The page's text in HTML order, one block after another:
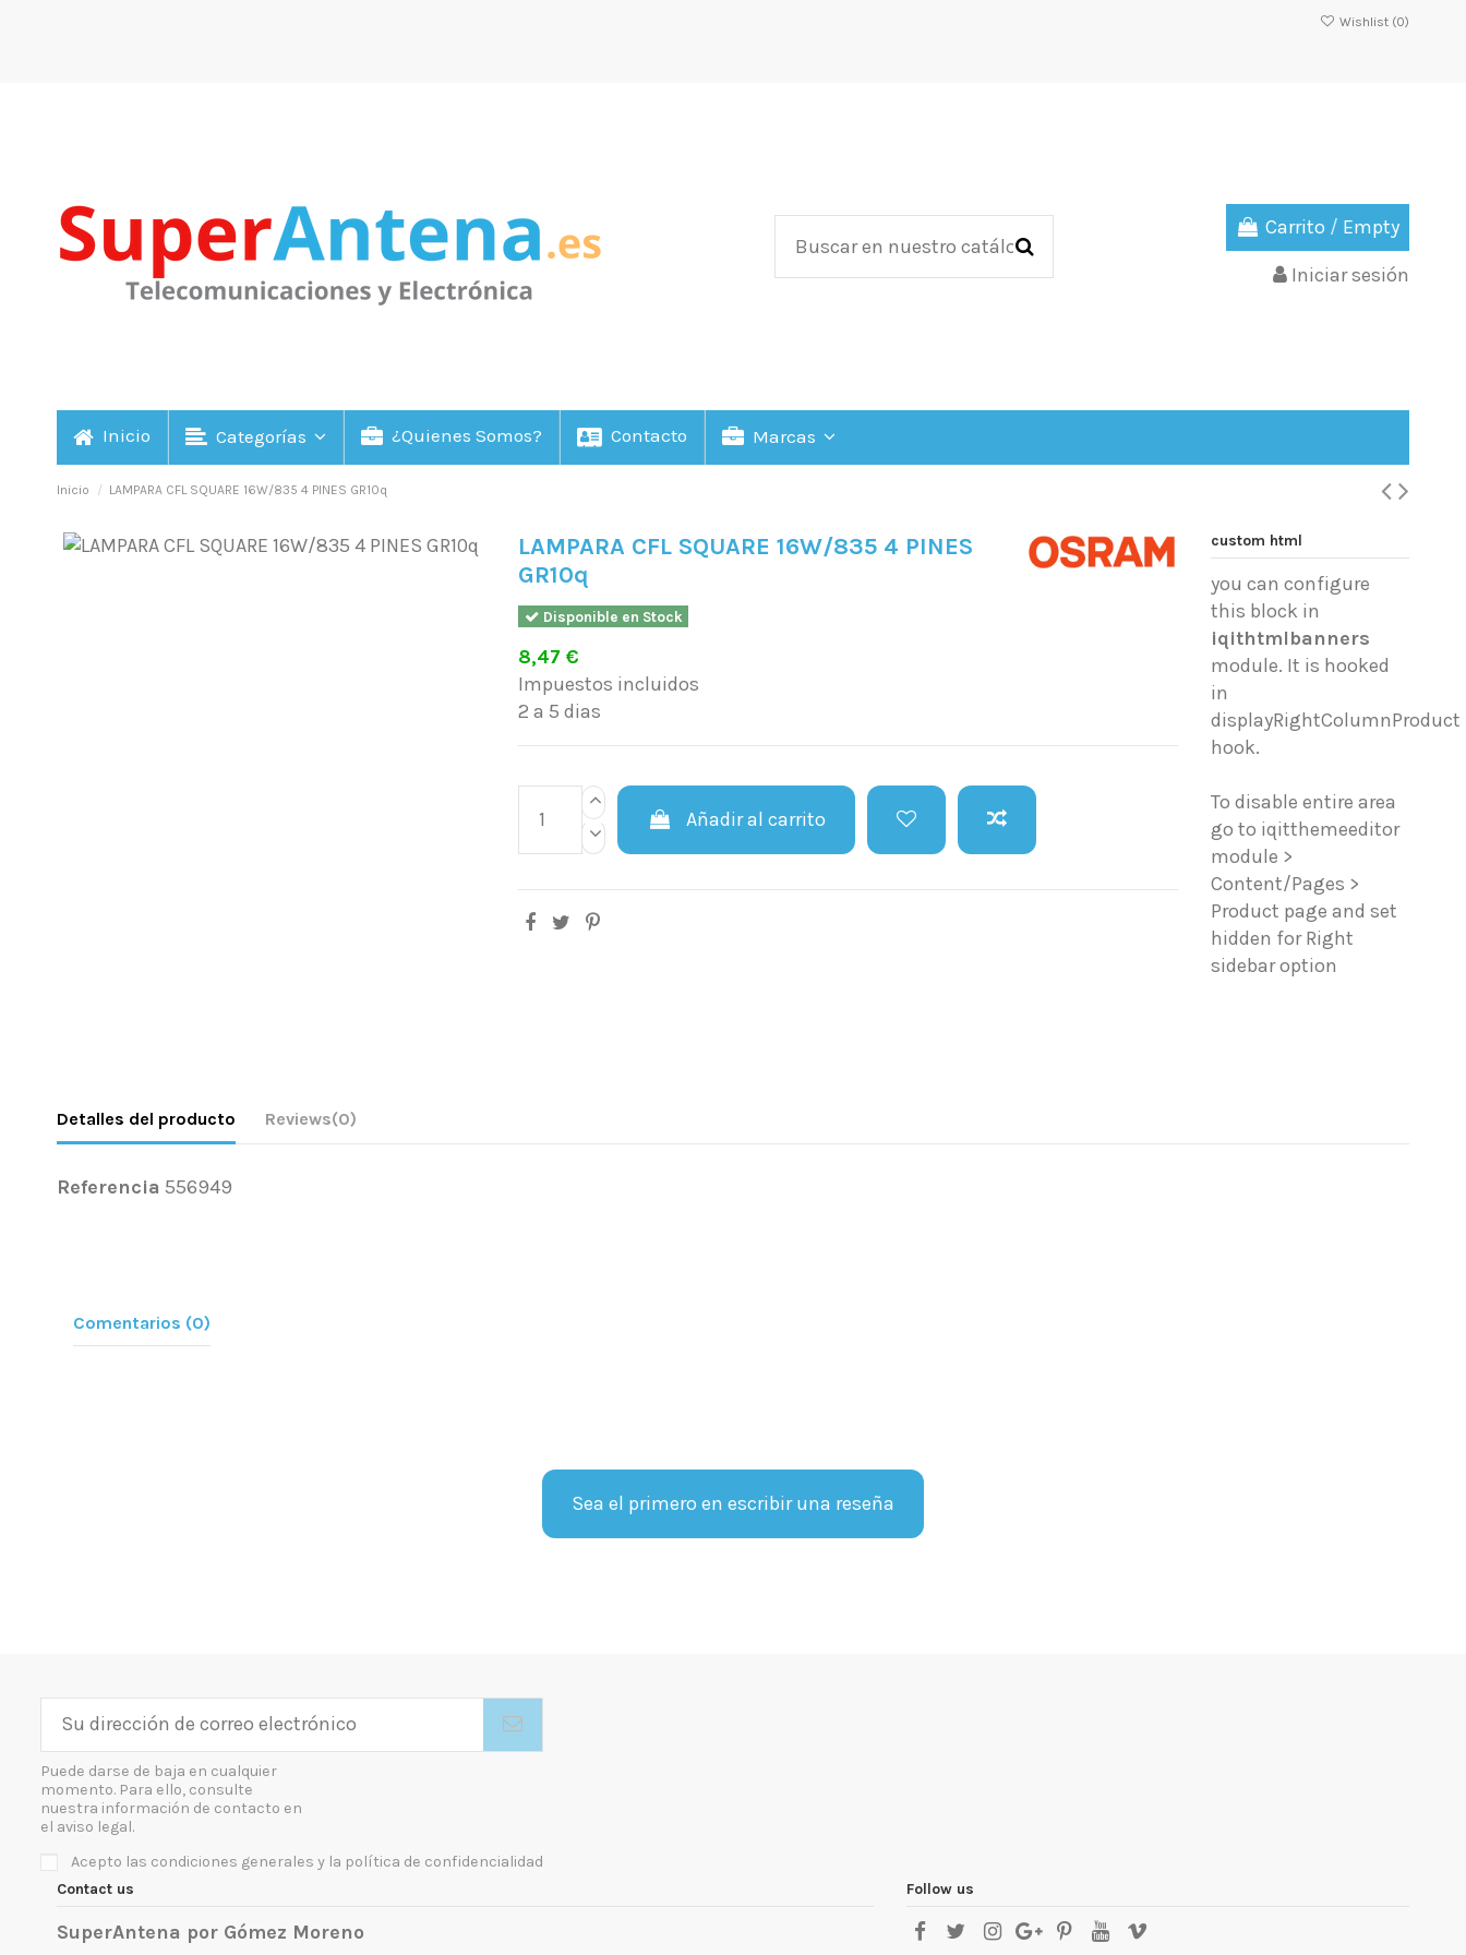
Wishlist (0)
Carrito / Empty
Iniciar sesión
Inicio Categorías ¿Quienes Somos? Contacto Marcas
Inicio LAMPARA CFL SQUARE 16W/835 4 PINES GR10q
LAMPARA CFL SQUARE 16W/835 4 PINES
GR10q
Disponible en Stock
8,47 €
Impuestos incluidos
2 a 5 dias
Añadir al carrito
custom html
you can configure
this block in
iqithtmlbanners
module. It is hooked
in
displayRightColumnProduct
hook.
To disable entire area
go to iqitthemeeditor
module >
Content/Pages >
Product page and set
hidden for Right
sidebar option
Detalles del producto Reviews(0)
Referencia 556949
Comentarios (0)
Sea el primero en escribir una reseña
Puede darse de baja en cualquier
momento. Para ello, consulte
nuestra información de contacto en
el aviso legal.
Acepto las condiciones generales y la política de confidencialidad
Contact us
SuperAntena por Gómez Moreno
Follow us